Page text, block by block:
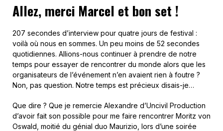
Allez, merci Marcel et bon set !
207 secondes d’interview pour quatre jours de festival :
voilà où nous en sommes. Un peu moins de 52 secondes
quotidiennes. Allions-nous continuer à prendre de notre
temps pour essayer de rencontrer du monde alors que les
organisateurs de l’événement n’en avaient rien à foutre ?
Non, pas question. Notre temps est précieux disais-je…
Que dire ? Que je remercie Alexandre d’Uncivil Production
d’avoir fait son possible pour me faire rencontrer Moritz von
Oswald, moitié du génial duo Maurizio, lors d’une soirée